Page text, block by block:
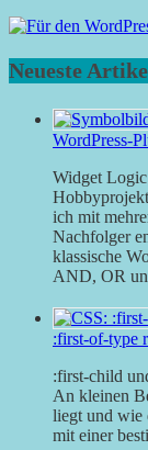
Neueste
WordPress-
Widget
ich mit
Nachfolger
klassische
AND, OR
:first-of-type
:first-child
An kleinen
liegt und wie
mit einer